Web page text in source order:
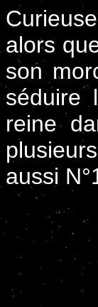
alors
son
séduire
reine
aussi